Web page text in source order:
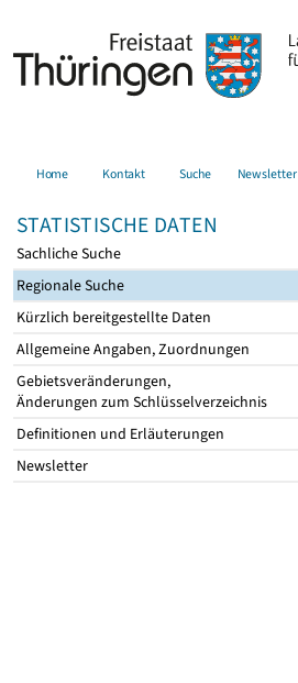
Home Kontakt Suche Newsletter
STATISTISCHE DATEN
Sachliche Suche
Regionale Suche
Kürzlich bereitgestellte Daten
Allgemeine Angaben, Zuordnungen
Gebietsveränderungen,
Änderungen zum Schlüsselverzeichnis
Definitionen und Erläuterungen
Newsletter